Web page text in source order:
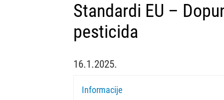
Standardi EU –
pesticida
16.1.2025.
Informacije